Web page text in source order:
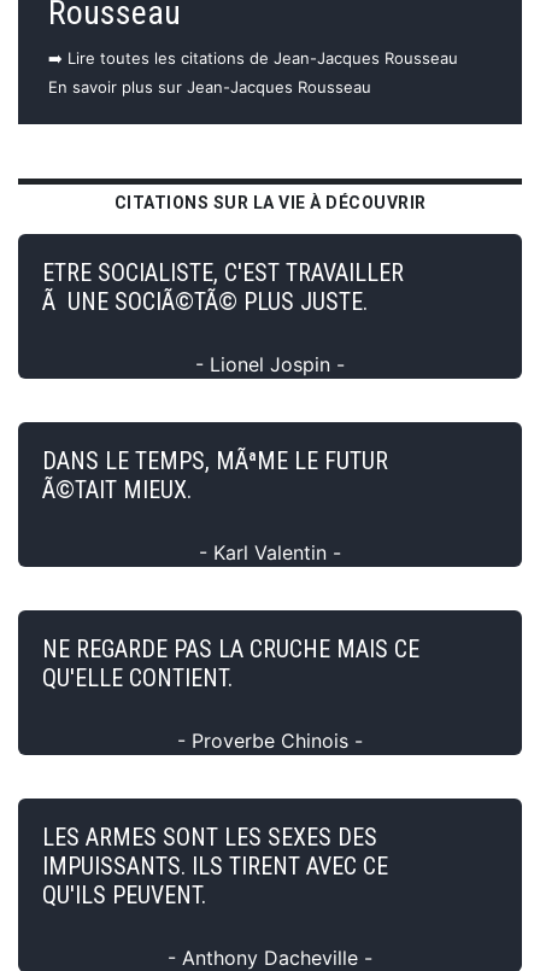
Rousseau
➡️ Lire toutes les citations de Jean-Jacques Rousseau
En savoir plus sur Jean-Jacques Rousseau
CITATIONS SUR LA VIE À DÉCOUVRIR
ETRE SOCIALISTE, C'EST TRAVAILLER
Ã UNE SOCIÃ©TÃ© PLUS JUSTE.
- Lionel Jospin -
DANS LE TEMPS, MÃªME LE FUTUR
Ã©TAIT MIEUX.
- Karl Valentin -
NE REGARDE PAS LA CRUCHE MAIS CE
QU'ELLE CONTIENT.
- Proverbe Chinois -
LES ARMES SONT LES SEXES DES
IMPUISSANTS. ILS TIRENT AVEC CE
QU'ILS PEUVENT.
- Anthony Dacheville -